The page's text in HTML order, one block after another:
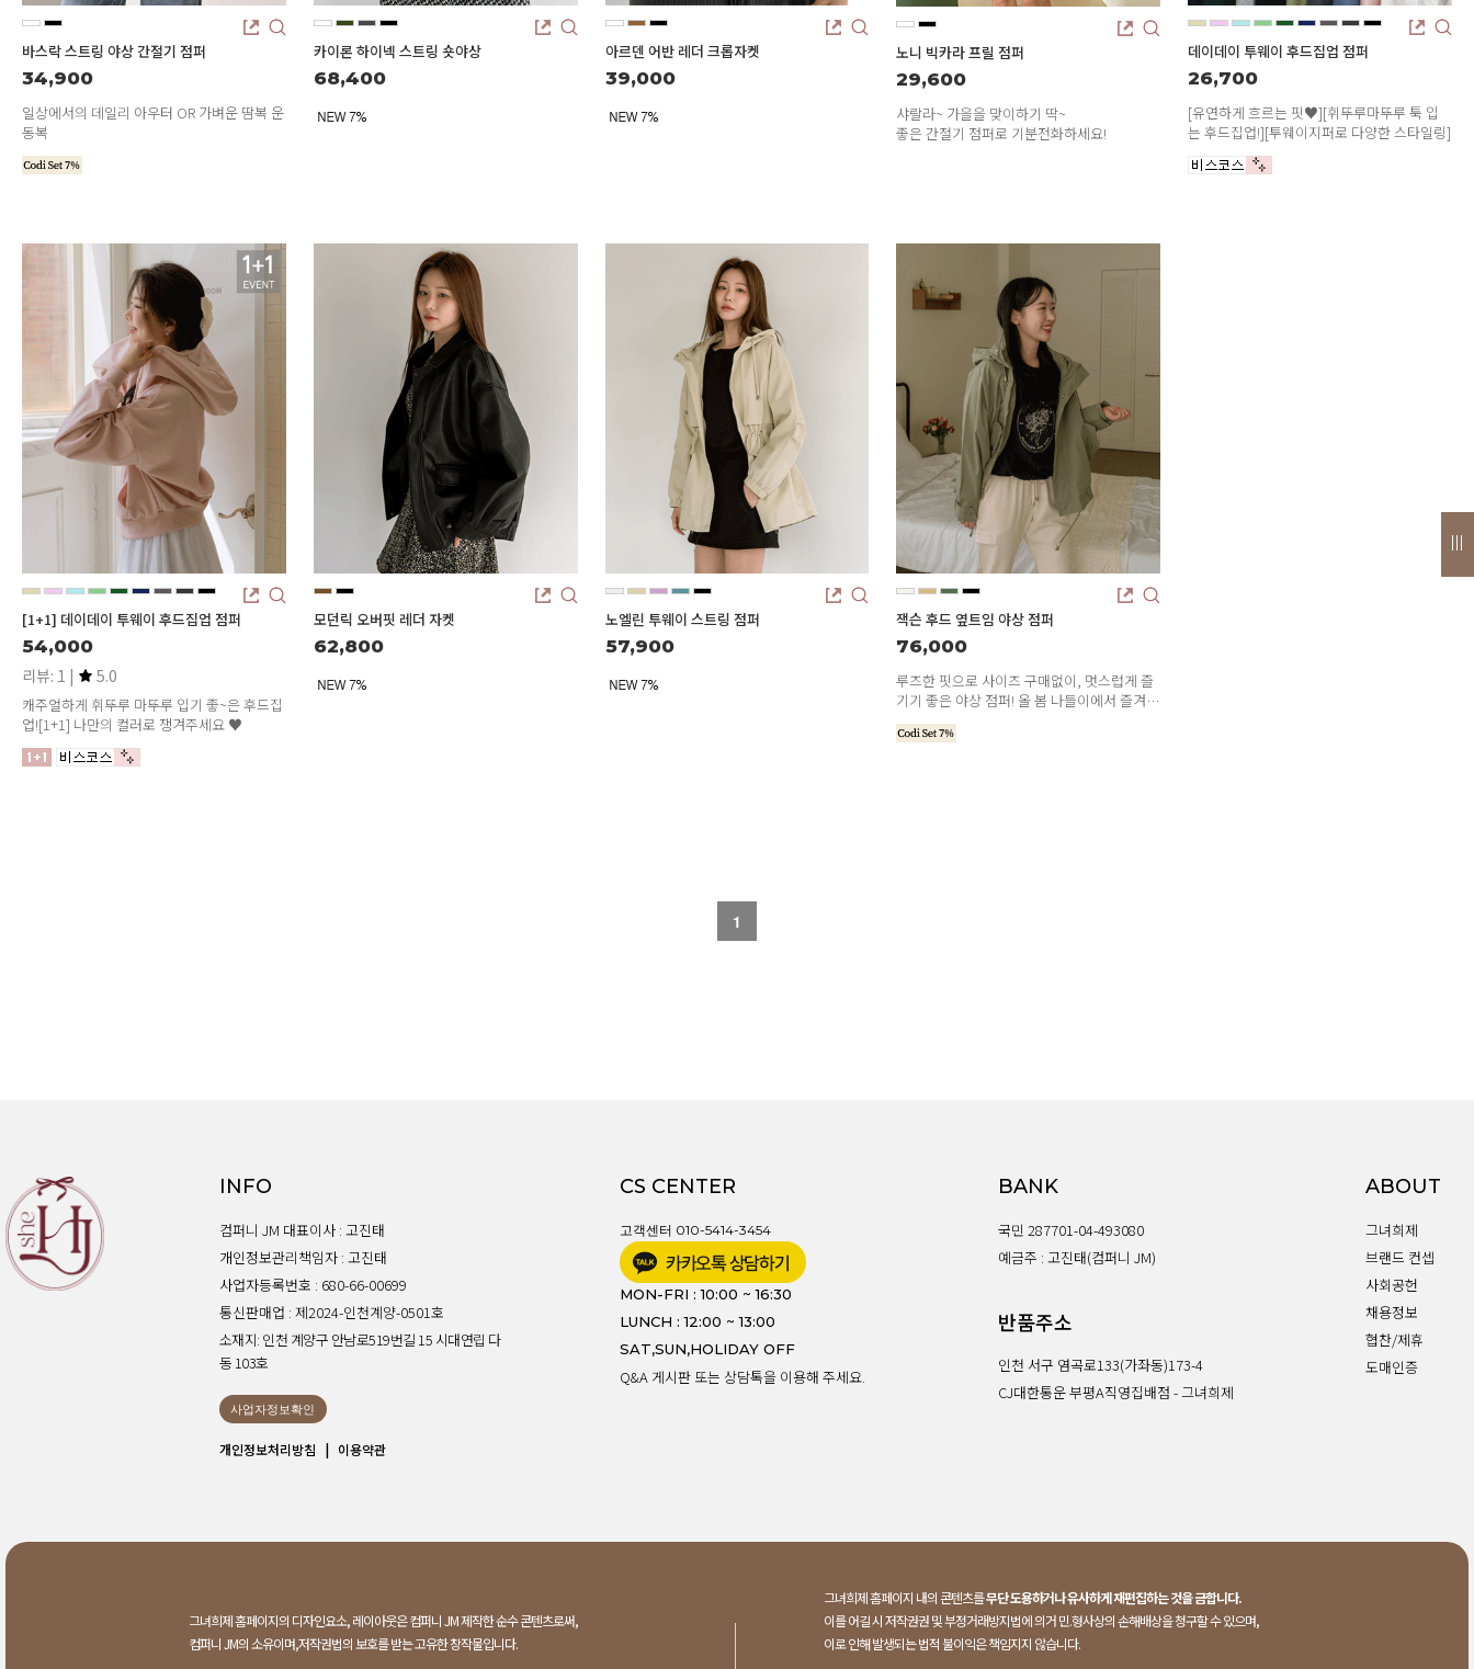
#바람막이
#트렌치
바스락 스트링 야상 간절기 점퍼
34,900
일상에서의 데일리 아우터 OR 가벼운 땀복 운
동복
카이론 하이넥 스트링 숏야상
68,400
아르덴 어반 레더 크롭자켓
39,000
노니 빅카라 프릴 점퍼
29,600
샤랄라~ 가을을 맞이하기 딱~
좋은 간절기 점퍼로 기분전화하세요!
데이데이 투웨이 후드집업 점퍼
26,700
[유연하게 흐르는 핏♥][휘뚜루마뚜루 툭 입
는 후드집업!][투웨이지퍼로 다양한 스타일링]
[1+1] 데이데이 투웨이 후드집업 점퍼
54,000
리뷰: 1 |
5.0
캐주얼하게 휘뚜루 마뚜루 입기 좋~은 후드집
업![1+1] 나만의 컬러로 쟁겨주세요 ♥
모던릭 오버핏 레더 자켓
62,800
노엘린 투웨이 스트링 점퍼
57,900
잭슨 후드 옆트임 야상 점퍼
76,000
루즈한 핏으로 사이즈 구매없이, 멋스럽게 즐
기기 좋은 야상 점퍼! 올 봄 나들이에서 즐겨주
세요♥
1
INFO
컴퍼니 JM 대표이사 : 고진태
개인정보관리책임자 : 고진태
사업자등록번호 : 680-66-00699
통신판매업 : 제2024-인천계양-0501호
소재지: 인천 계양구 안남로519번길 15 시대연립 다
동 103호
사업자정보확인
개인정보처리방침 | 이용약관
CS CENTER
고객센터 010-5414-3454
MON-FRI : 10:00 ~ 16:30
LUNCH : 12:00 ~ 13:00
SAT,SUN,HOLIDAY OFF
Q&A 게시판 또는 상담톡을 이용해 주세요.
BANK
국민 287701-04-493080
예금주 : 고진태(컴퍼니 JM)
반품주소
인천 서구 염곡로133(가좌동)173-4
CJ대한통운 부평A직영집배점 - 그녀희제
ABOUT
그녀희제
브랜드 컨셉
사회공헌
채용정보
협찬/제휴
도매인증
그녀희제 홈페이지의 디자인요소, 레이아웃은 컴퍼니 JM 제작한 순수 콘텐츠로써,
컴퍼니 JM의 소유이며,저작권법의 보호를 받는 고유한 창작물입니다.
그녀희제 홈페이지 내의 콘텐츠를무단 도용하거나 유사하게 재편집하는 것을 금합니다.
이를 어길 시 저작권권 및 부정거래방지법에 의거 민.형사상의 손해배상을 청구할 수 있으며,
이로 인해 발생되는 법적 불이익은 책임지지 않습니다.